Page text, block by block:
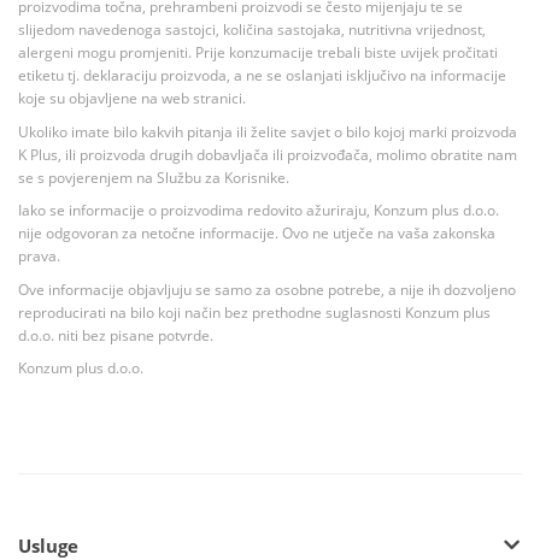
proizvodima točna, prehrambeni proizvodi se često mijenjaju te se
slijedom navedenoga sastojci, količina sastojaka, nutritivna vrijednost,
alergeni mogu promjeniti. Prije konzumacije trebali biste uvijek pročitati
etiketu tj. deklaraciju proizvoda, a ne se oslanjati isključivo na informacije
koje su objavljene na web stranici.
Ukoliko imate bilo kakvih pitanja ili želite savjet o bilo kojoj marki proizvoda
K Plus, ili proizvoda drugih dobavljača ili proizvođača, molimo obratite nam
se s povjerenjem na Službu za Korisnike.
Iako se informacije o proizvodima redovito ažuriraju, Konzum plus d.o.o.
nije odgovoran za netočne informacije. Ovo ne utječe na vaša zakonska
prava.
Ove informacije objavljuju se samo za osobne potrebe, a nije ih dozvoljeno
reproducirati na bilo koji način bez prethodne suglasnosti Konzum plus
d.o.o. niti bez pisane potvrde.
Konzum plus d.o.o.
Usluge